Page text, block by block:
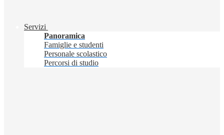
Servizi
Panoramica
Famiglie e studenti
Personale scolastico
Percorsi di studio